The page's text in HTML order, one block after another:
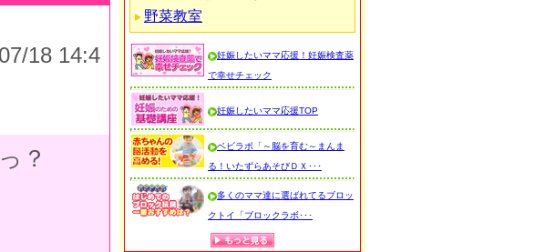
18 14:4
？
野菜教室
妊娠したいママ応援！妊娠検査薬
で幸せチェック
妊娠したいママ応援TOP
ベビラボ「～脳を育む～まんま
る！いたずらあそびＤＸ･･･
多くのママ達に選ばれてるブロッ
クトイ「ブロックラボ･･･